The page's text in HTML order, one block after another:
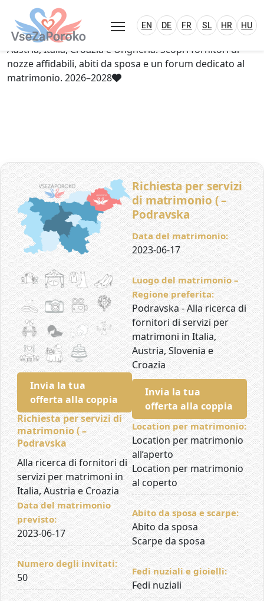
VseZaPoroko.net – Wedding Planning
Plan Your Wedding in Slovenia, Austria, Italy,
DEHR HU
VseZaPoroko – portale per l’organizzazione di
matrimoni locali e destination wedding in Slovenia,
Austria, Italia, Croazia e Ungheria. Scopri fornitori di
nozze affidabili, abiti da sposa e un forum dedicato al
matrimonio. 2026–2028
EN DE FR SL HR HU
Invia la tua
offerta alla coppia
Richiesta per servizi di
matrimonio ( –
Podravska
Alla ricerca di fornitori di
servizi per matrimoni in
Italia, Austria e Croazia
Data del matrimonio
previsto:
2023-06-17
Numero degli invitati:
50
Richiesta per servizi
di matrimonio ( –
Podravska
Data del matrimonio:
2023-06-17
Luogo del matrimonio –
Regione preferita:
Podravska - Alla ricerca di
fornitori di servizi per
matrimoni in Italia,
Austria, Slovenia e
Croazia
Invia la tua
offerta alla coppia
Location per matrimonio:
Location per matrimonio
all’aperto
Location per matrimonio
al coperto
Abito da sposa e scarpe:
Abito da sposa
Scarpe da sposa
Fedi nuziali e gioielli:
Fedi nuziali